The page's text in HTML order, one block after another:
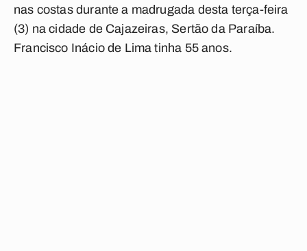
nas costas durante a madrugada desta terça-feira
(3) na cidade de Cajazeiras, Sertão da Paraíba.
Francisco Inácio de Lima tinha 55 anos.